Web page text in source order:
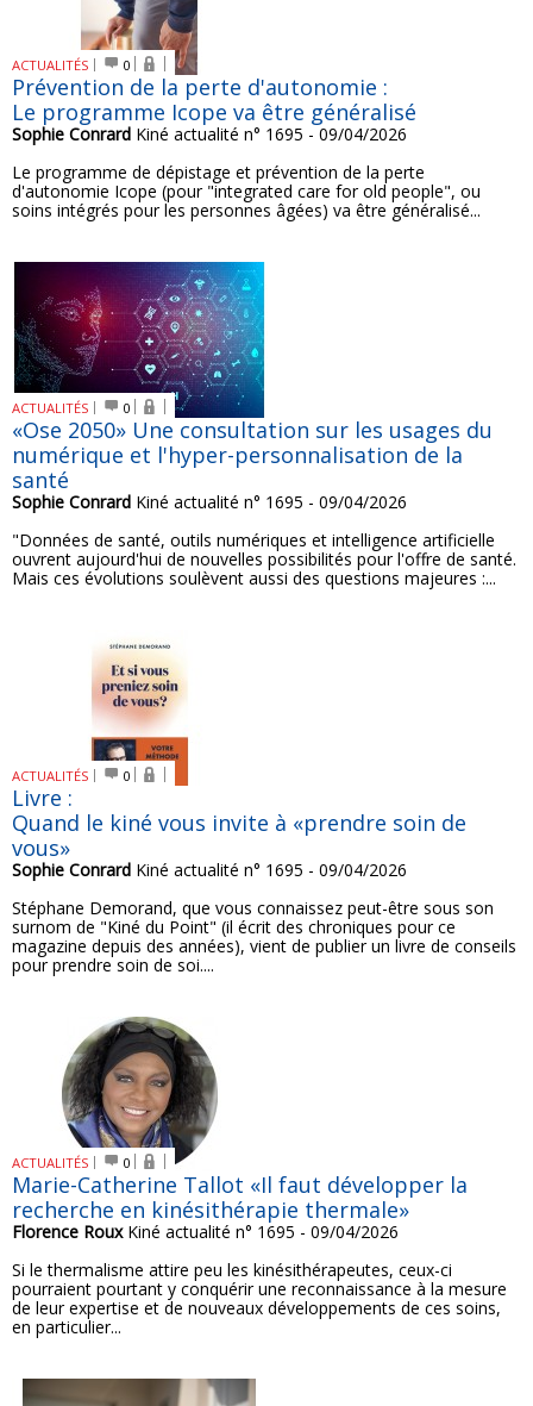
ACTUALITÉS 0
Prévention de la perte d'autonomie :
Le programme Icope va être généralisé
Sophie Conrard Kiné actualité n° 1695 - 09/04/2026
Le programme de dépistage et prévention de la perte
d'autonomie Icope (pour "integrated care for old people", ou
soins intégrés pour les personnes âgées) va être généralisé...
ACTUALITÉS 0
«Ose 2050» Une consultation sur les usages du
numérique et l'hyper-personnalisation de la
santé
Sophie Conrard Kiné actualité n° 1695 - 09/04/2026
"Données de santé, outils numériques et intelligence artificielle
ouvrent aujourd'hui de nouvelles possibilités pour l'offre de santé.
Mais ces évolutions soulèvent aussi des questions majeures :...
ACTUALITÉS 0
Livre :
Quand le kiné vous invite à «prendre soin de
vous»
Sophie Conrard Kiné actualité n° 1695 - 09/04/2026
Stéphane Demorand, que vous connaissez peut-être sous son
surnom de "Kiné du Point" (il écrit des chroniques pour ce
magazine depuis des années), vient de publier un livre de conseils
pour prendre soin de soi....
ACTUALITÉS 0
Marie-Catherine Tallot «Il faut développer la
recherche en kinésithérapie thermale»
Florence RouxKiné actualité n° 1695 - 09/04/2026
Si le thermalisme attire peu les kinésithérapeutes, ceux-ci
pourraient pourtant y conquérir une reconnaissance à la mesure
de leur expertise et de nouveaux développements de ces soins,
en particulier...